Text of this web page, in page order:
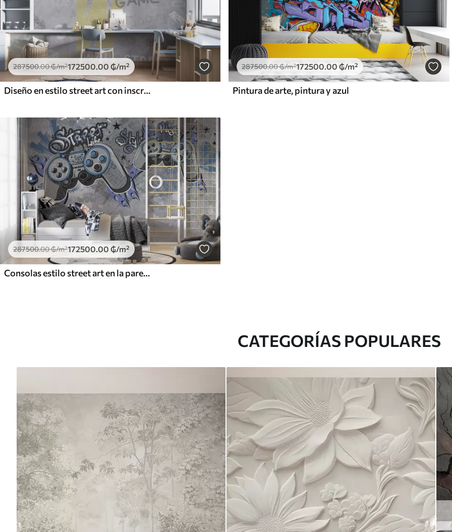
287500.00₲/m²172500 .00 ₲/m²
Diseño en estilo street art con inscripciones en color amarillo sobre fondo de muro de hormigón
287500.00₲/m²172500 .00 ₲/m²
Pintura de arte, pintura y azul
287500.00₲/m²172500.00 ₲/m²
Consolas estilo street art en la pared grunge
CATEGORÍAS POPULARES